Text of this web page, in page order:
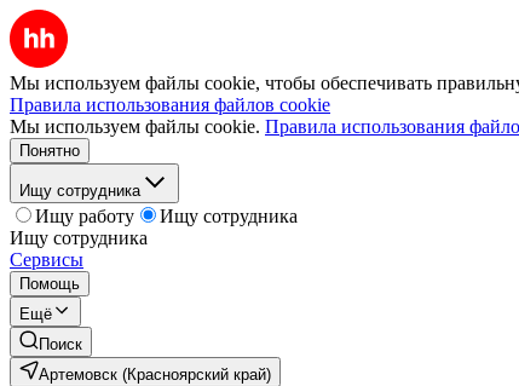
Мы используем файлы cookie, чтобы обеспечивать
Правила использования файлов cookie
Мы используем файлы cookie. Правила использования
Понятно
Ищу сотрудника
Ищу работу
Ищу сотрудника
Ищу сотрудника
Сервисы
Помощь
Ещё
Поиск
Артемовск (Красноярский край)